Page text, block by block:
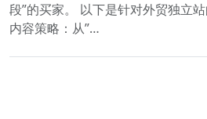
段”的买家。 以下是针对外贸独立站
内容策略：从”…